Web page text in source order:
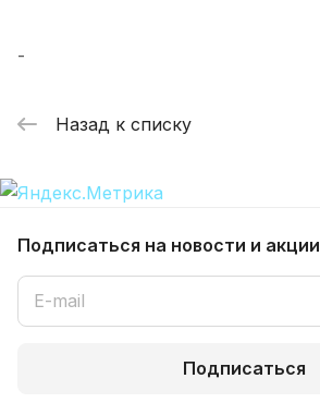
-
Назад к списку
Подписаться на новости и акции
Подписаться